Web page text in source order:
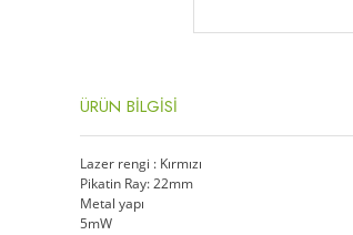
ÜRÜN BİLGİSİ
Lazer rengi : Kırmızı
Pikatin Ray: 22mm
Metal yapı
5mW